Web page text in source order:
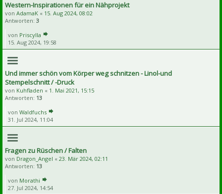
Western-Inspirationen für ein Nähprojekt
von AdamaK « 15. Aug 2024, 08:02
Antworten: 3
von Priscylla
15. Aug 2024, 19:58
Und immer schön vom Körper weg schnitzen - Linol-und
Stempelschnitt / -Druck
von Kuhfladen « 1. Mai 2021, 15:15
Antworten: 13
von Waldfuchs
31. Jul 2024, 11:04
Fragen zu Rüschen / Falten
von Dragon_Angel « 23. Mär 2024, 02:11
Antworten: 13
von Morathi
27. Jul 2024, 14:54